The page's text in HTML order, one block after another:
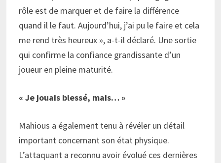
rôle est de marquer et de faire la différence
quand il le faut. Aujourd’hui, j’ai pu le faire et cela
me rend très heureux », a-t-il déclaré. Une sortie
qui confirme la confiance grandissante d’un
joueur en pleine maturité.
« Je jouais blessé, mais… »
Mahious a également tenu à révéler un détail
important concernant son état physique.
L’attaquant a reconnu avoir évolué ces dernières